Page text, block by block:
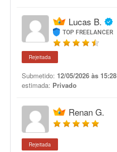
Lucas B.
TOP FREELANCER
Rejeitada
Submetido: 12/05/2026 às 15:28
estimada: Privado
Renan G.
Rejeitada